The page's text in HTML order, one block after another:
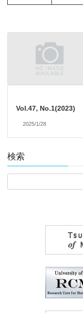
Vol.47, No.1(2023)
2025/1/28
検索